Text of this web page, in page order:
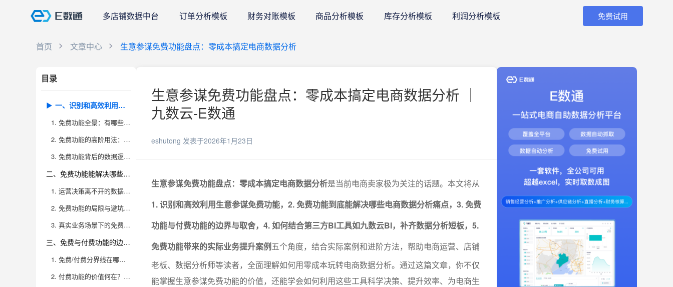
多店铺数据中台 订单分析模板 财务对账模板 商品分析模板 库存分析模板 利润分析模板 免费试用
首页 文章中心 生意参谋免费功能盘点：零成本搞定电商数据分析
目录
一、识别和高效利用生意参谋免费功能
1. 免费功能全景：有哪些板块值得关注？
2. 免费功能的高阶用法：不是只看数据，更要做联动分析
3. 免费功能背后的数据逻辑：了解数据口径，少走弯路
二、免费功能能解决哪些电商数据分析痛点？
1. 运营决策离不开的数据抓手——免费功能的实用场景
2. 免费功能的局限与避坑指南
3. 真实业务场景下的免费功能价值还原
三、免费与付费功能的边界与取舍
1. 免费/付费分界线在哪里？
2. 付费功能的价值何在？值得买吗？
生意参谋免费功能盘点：零成本搞定电商数据分析 ｜
九数云-E数通
eshutong 发表于2026年1月23日
生意参谋免费功能盘点：零成本搞定电商数据分析是当前电商卖家极为关注的话题。本文将从
1. 识别和高效利用生意参谋免费功能，2. 免费功能到底能解决哪些电商数据分析痛点，3. 免费
功能与付费功能的边界与取舍，4. 如何结合第三方BI工具如九数云BI，补齐数据分析短板，5.
免费功能带来的实际业务提升案例五个角度，结合实际案例和进阶方法，帮助电商运营、店铺
老板、数据分析师等读者，全面理解如何用零成本玩转电商数据分析。通过这篇文章，你不仅
能掌握生意参谋免费功能的价值，还能学会如何利用这些工具科学决策、提升效率、为电商生